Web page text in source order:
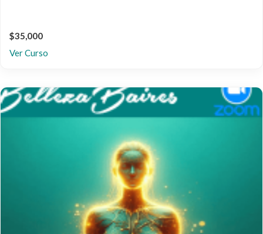
$35,000
Ver Curso